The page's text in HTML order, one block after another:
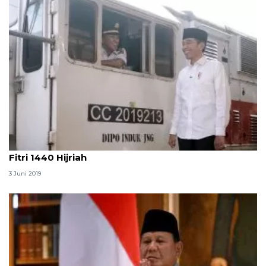
Presiden Jokowi sampaikan ucapan Selamat Idul
Fitri 1440 Hijriah
3 Juni 2019